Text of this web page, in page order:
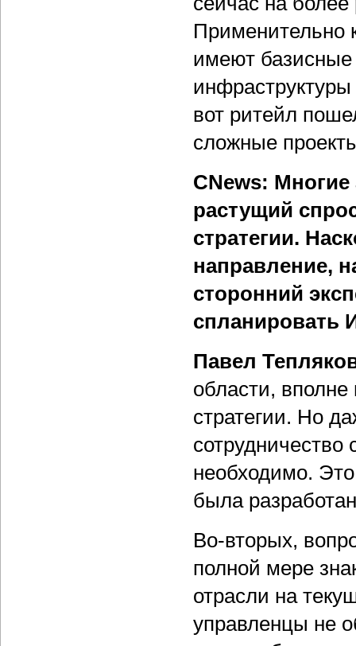
Применительно
имеют
вот ритейл
сложные
CNews:
растущий
стратегии.
направление,
сторонний
спланировать
Павел
области,
стратегии. Но
сотрудничество
необходимо.
была
Во-вторых,
полной мере
отрасли на
управленцы не